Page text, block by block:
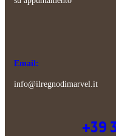
Email:
info@ilregnodimarvel.it
+39